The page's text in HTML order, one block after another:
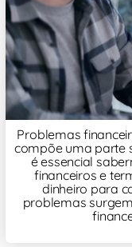
Problemas
compõe uma parte
é essencial
financeiros e
dinheiro para
problemas